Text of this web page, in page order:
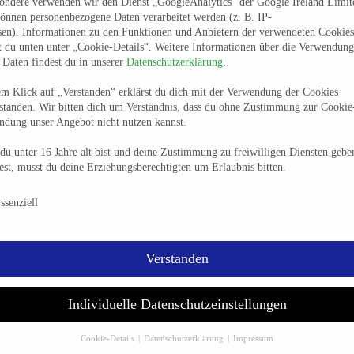
keine Entscheidung. Der BHC, lautstark angetrieben von seinen
(43.) und 23:21 (45.) vor. Es kam eine von zwei weiteren
treffend benannte: „Wir kassieren zwei Zwei-Minuten-Strafen
traf es Tomas Babak, der beim Stande von 23:22 (46.) und
kommentieren zu müssen. Direkte Folge war wenigstens der
der mit seinem Treffer eine dramatische Schlussphase
reklamierte BHC-Keeper Christopher Rudeck energisch, dass die
Mappes ein Tor gaben – obwohl der Ball nach Ansicht des
(55.) machte der BHC trotz aller Aufregung wenig später dennoch
aus dem 29:30 (58.) das 30:30 (59.) durch Noah Beyer, der damit
und Djibril M’Bengue vier Treffer erzielte. Tragende Säulen
und Kapitän Julian Köster mit sieben Toren.
dann beide Seiten das Ergebnis als positiv werten. „Ich
personenbezogene Daten verarbeitet werden (z. B. IP-
Informationen zu den Funktionen und Anbietern der verwendeten Cookies
du unten unter „Cookie-Details“. Weitere Informationen über die Verwendung
findest du in unserer Datenschutzerklärung.
Klick auf „Verstanden“ erklärst du dich mit der Verwendung der Cookies
Wir bitten dich um Verständnis, dass du ohne Zustimmung zur
unser Angebot nicht nutzen kannst.
unter 16 Jahre alt bist und deine Zustimmung zu freiwilligen Diensten
musst du deine Erziehungsberechtigten um Erlaubnis bitten.
& Nutzungsbedingungen
Verstanden
Individuelle Datenschutzeinstellungen
Cookie-Details Datenschutzerklärung Impressum